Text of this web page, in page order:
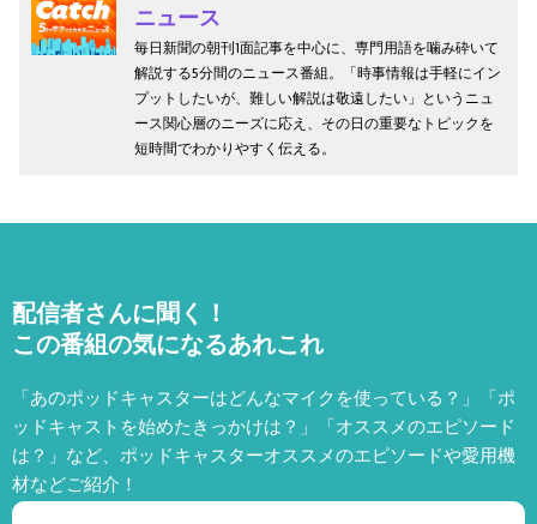
ニュース
毎日新聞の朝刊1面記事を中心に、専門用語を噛み砕いて
解説する5分間のニュース番組。「時事情報は手軽にイン
プットしたいが、難しい解説は敬遠したい」というニュ
ース関心層のニーズに応え、その日の重要なトピックを
短時間でわかりやすく伝える。
配信者さんに聞く！
この番組の気になるあれこれ
「あのポッドキャスターはどんなマイクを使っている？」「ポ
ッドキャストを始めたきっかけは？」「オススメのエピソード
は？」など、 ポッドキャスターオススメのエピソードや愛用機
材などご紹介！